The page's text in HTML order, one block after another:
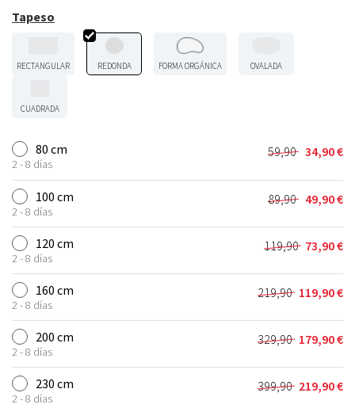
Tapeso
RECTANGULAR REDONDA FORMA ORGÁNICA OVALADA
CUADRADA
80 cm
2 - 8 días
59,90
El
precio
original
era:
59,90 €.
34,90€
El
precio
actual
es:
34,90 €.
100 cm
2 - 8 días
89,90
El
precio
original
era:
89,90 €.
49,90€
El
precio
actual
es:
49,90 €.
120 cm
2 - 8 días
119,90
El
precio
original
era:
119,90 €.
73,90€
El
precio
actual
es:
73,90 €.
160 cm
2 - 8 días
219,90
El
precio
original
era:
219,90 €.
119,90€
El
precio
actual
es:
119,90 €.
200 cm
2 - 8 días
329,90
El
precio
original
era:
179,90€
El
precio
actual
es:
230 cm
2 - 8 días
399,90
El 219,90€
El